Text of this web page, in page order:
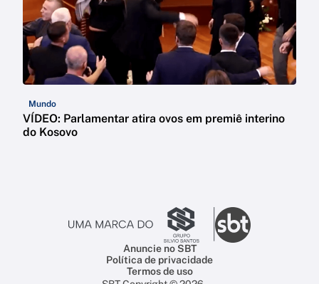
Mundo
VÍDEO: Parlamentar atira ovos em premiê interino
do Kosovo
Anuncie no SBT
Política de privacidade
Termos de uso